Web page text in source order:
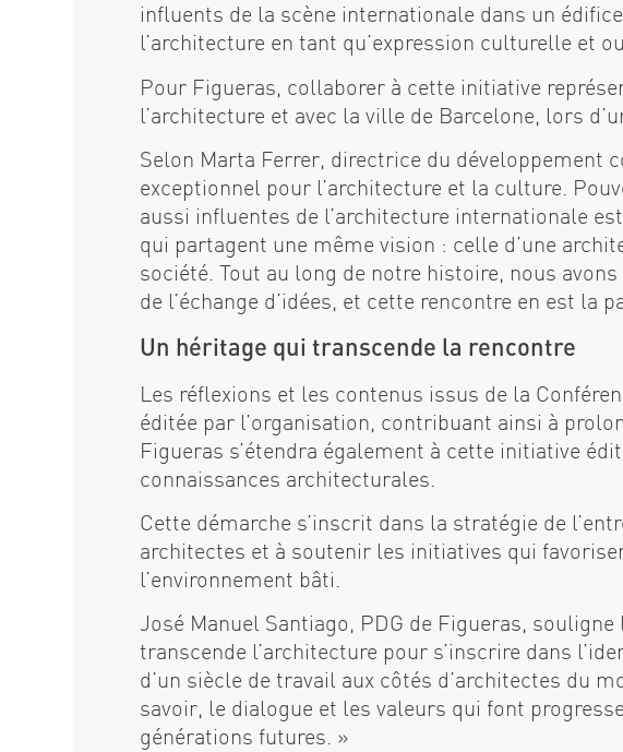
influents de la scène internationale dans un
l’architecture en tant qu’expression culturelle et
Pour Figueras, collaborer à cette initiative
l’architecture et avec la ville de Barcelone, lors
Selon Marta Ferrer, directrice du développement
exceptionnel pour l’architecture et la culture.
aussi influentes de l’architecture internationale
qui partagent une même vision : celle d’une
société. Tout au long de notre histoire, nous
de l’échange d’idées, et cette rencontre en est la
Un héritage qui transcende la rencontre
Les réflexions et les contenus issus de la
éditée par l’organisation, contribuant ainsi à
Figueras s’étendra également à cette initiative
connaissances architecturales.
Cette démarche s’inscrit dans la stratégie de
architectes et à soutenir les initiatives qui
l’environnement bâti.
José Manuel Santiago, PDG de Figueras,
transcende l’architecture pour s’inscrire dans
d’un siècle de travail aux côtés d’architectes du
savoir, le dialogue et les valeurs qui font
générations futures. »